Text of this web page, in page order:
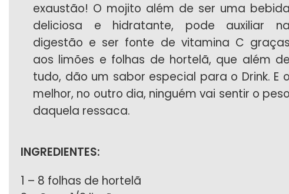
exaustão! O mojito além de ser uma bebida
deliciosa e hidratante, pode auxiliar na
digestão e ser fonte de vitamina C graças
aos limões e folhas de hortelã, que além de
tudo, dão um sabor especial para o Drink. E o
melhor, no outro dia, ninguém vai sentir o peso
daquela ressaca.
INGREDIENTES:
1 – 8 folhas de hortelã